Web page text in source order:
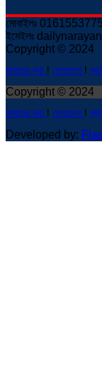
মোবাইলঃ
ইমেইলঃ
Copyright © 2024
আমাদের কথা ! যোগাযোগ !
Copyright © 2024
আমাদের কথা ! যোগাযোগ !
Developed by: